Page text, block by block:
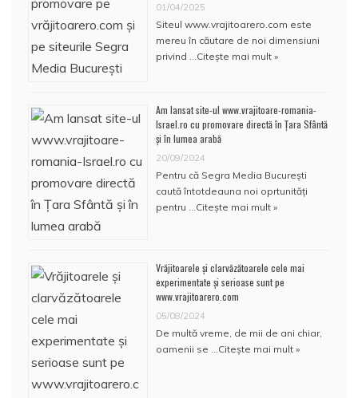
01/04/2025
Siteul www.vrajitoarero.com este
mereu în căutare de noi dimensiuni
privind … Citește mai mult »
Am lansat site-ul www.vrajitoare-romania-
Israel.ro cu promovare directă în Țara Sfântă
și în lumea arabă
20/09/2024
Pentru că Segra Media București
caută întotdeauna noi oprtunități
pentru … Citește mai mult »
Vrăjitoarele și clarvăzătoarele cele mai
experimentate și serioase sunt pe
www.vrajitoarero.com
05/08/2024
De multă vreme, de mii de ani chiar,
oamenii se … Citește mai mult »